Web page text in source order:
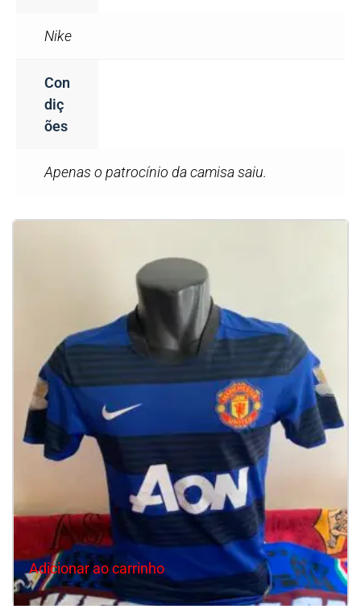
Nike
Con
Diç
Ões
Apenas o patrocínio da camisa saiu.
Adicionar ao carrinho